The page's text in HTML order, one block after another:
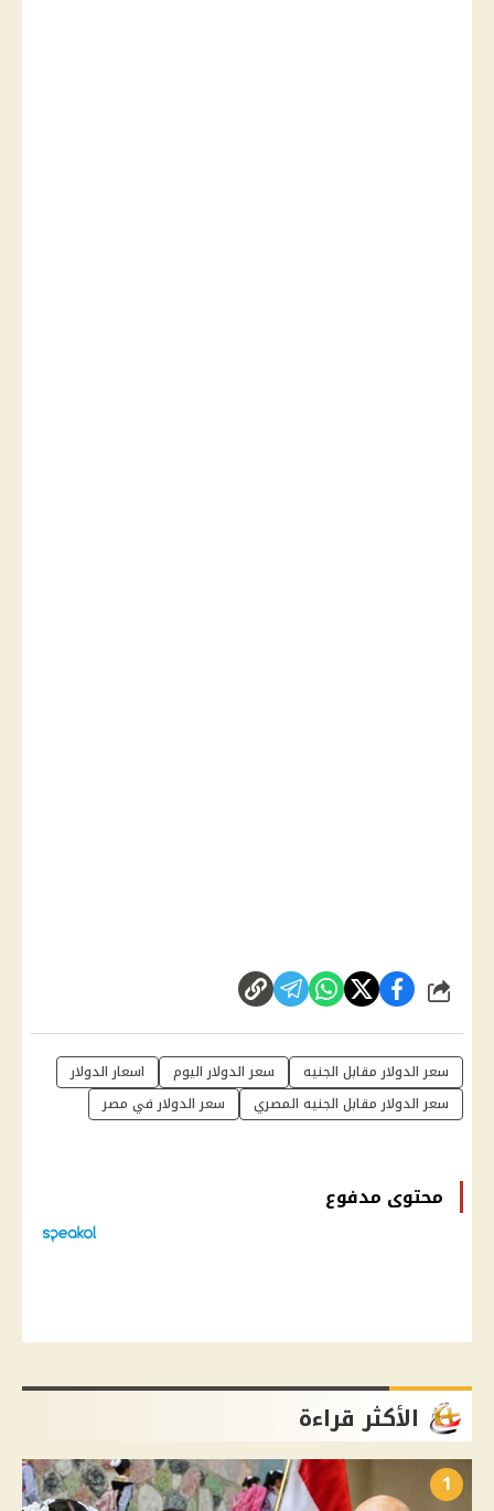
شارك
سعر الدولار مقابل الجنيه سعر الدولار اليوم
اسعار الدولار
سعر الدولار مقابل الجنيه المصري
سعر الدولار في مصر
محتوى مدفوع
الأكثر قراءة
1